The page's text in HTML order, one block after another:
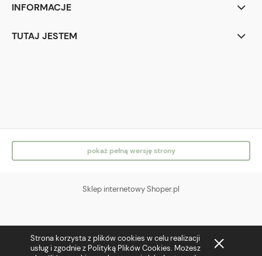
Strona korzysta z plików cookies w celu realizacji
usług i zgodnie z Polityką Plików Cookies. Możesz
INFORMACJE
TUTAJ JESTEM
pokaż pełną wersję strony
Sklep internetowy Shoper.pl